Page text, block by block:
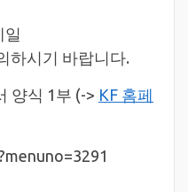
일
하시기 바랍니다.
양식 1부 (-> KF 홈페